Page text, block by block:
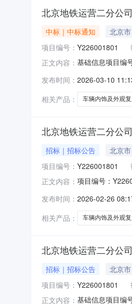
北京地铁运营二分公
中标｜中标通知 北京
项目编号： Y226001801
正文内容： 基础信息项目编
元)795,000.00成
发布时间： 2026-03-10
相关产品：
车辆内饰及外观
北京地铁运营二分公
招标｜招标公告 北京
项目编号： Y226001801
正文内容： 项目编号：
明：报名资质要
发布时间： 2026-02-26
相关产品：
车辆内饰及外观
北京地铁运营二分公
招标｜招标公告 北京
项目编号： Y226001801
正文内容： 基础信息项目编